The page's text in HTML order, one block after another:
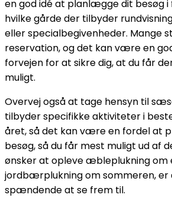
en god idé at planlægge dit besøg i
hvilke gårde der tilbyder
eller specialbegivenheder. Mange
reservation, og det kan være en
forvejen for at sikre dig, at du får
muligt.
Overvej også at tage hensyn til
tilbyder specifikke aktiviteter i
året, så det kan være en fordel at
besøg, så du får mest muligt ud af
ønsker at opleve æbleplukning
jordbærplukning om sommeren, er
spændende at se frem til.